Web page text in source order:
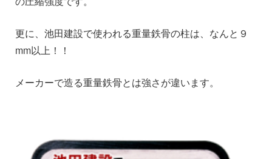
更に、池田建設で使われる重量鉄骨の柱は、なんと９
mm以上！！
メーカーで造る重量鉄骨とは強さが違います。